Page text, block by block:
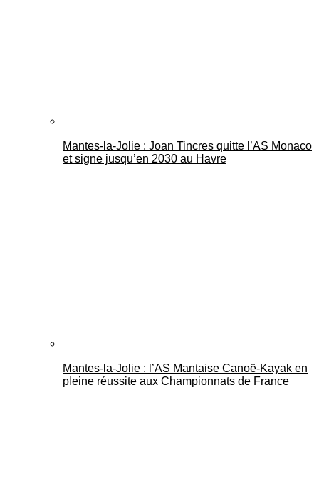
Mantes-la-Jolie : Joan Tincres quitte l’AS Monaco
et signe jusqu’en 2030 au Havre
Mantes-la-Jolie : l’AS Mantaise Canoë‑Kayak en
pleine réussite aux Championnats de France